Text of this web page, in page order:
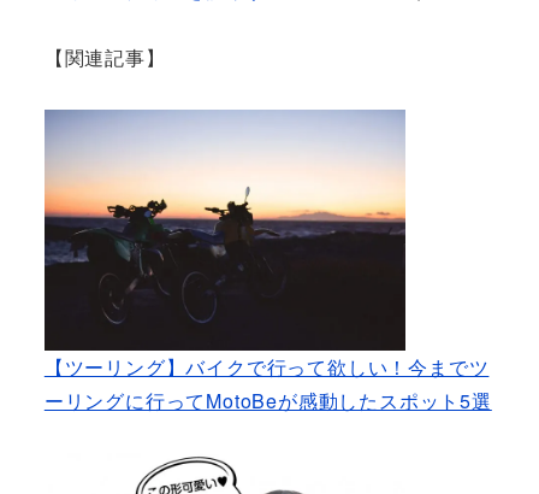
【関連記事】
【ツーリング】バイクで行って欲しい！今までツ
ーリングに行ってMotoBeが感動したスポット5選